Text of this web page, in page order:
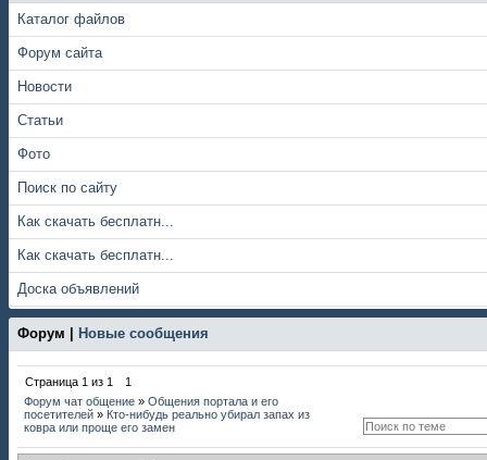
Каталог файлов
Форум сайта
Новости
Статьи
Фото
Поиск по сайту
Как скачать бесплатн...
Как скачать бесплатн...
Доска объявлений
Форум | Новые сообщения
Страница 1 из 1
1
Форум чат общение » Общения портала и его
посетителей » Кто-нибудь реально убирал запах из
ковра или проще его замен